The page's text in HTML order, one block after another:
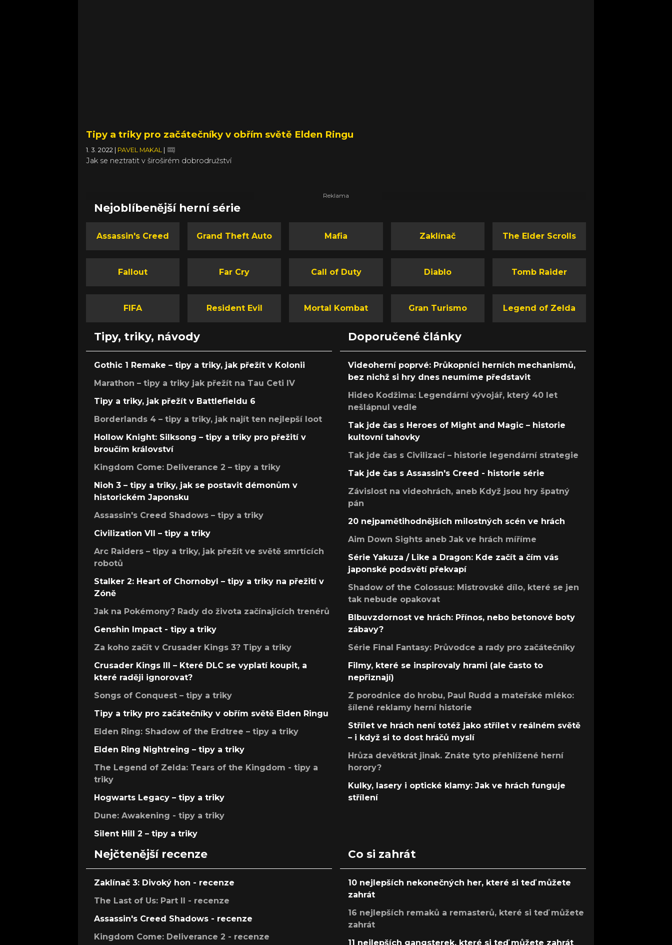
Tipy a triky pro začátečníky v obřím světě Elden Ringu
1. 3. 2022 PAVEL MAKAL
Jak se neztratit v široširém dobrodružství
Nejoblíbenější herní série
Assassin's Creed Grand Theft Auto Mafia Zaklínač The Elder Scrolls
Fallout Far Cry Call of Duty Diablo Tomb Raider
FIFA Resident Evil Mortal Kombat Gran Turismo Legend of Zelda
Tipy, triky, návody
Gothic 1 Remake – tipy a triky, jak přežít v Kolonii
Marathon – tipy a triky jak přežít na Tau Ceti IV
Tipy a triky, jak přežít v Battlefieldu 6
Borderlands 4 – tipy a triky, jak najít ten nejlepší loot
Hollow Knight: Silksong – tipy a triky pro přežití v
broučím království
Kingdom Come: Deliverance 2 – tipy a triky
Nioh 3 – tipy a triky, jak se postavit démonům v
historickém Japonsku
Assassin's Creed Shadows – tipy a triky
Civilization VII – tipy a triky
Arc Raiders – tipy a triky, jak přežít ve světě smrtících
robotů
Stalker 2: Heart of Chornobyl – tipy a triky na přežití v
Zóně
Jak na Pokémony? Rady do života začínajících trenérů
Genshin Impact - tipy a triky
Za koho začít v Crusader Kings 3? Tipy a triky
Crusader Kings III – Které DLC se vyplatí koupit, a
které raději ignorovat?
Songs of Conquest – tipy a triky
Tipy a triky pro začátečníky v obřím světě Elden Ringu
Elden Ring: Shadow of the Erdtree – tipy a triky
Elden Ring Nightreing – tipy a triky
The Legend of Zelda: Tears of the Kingdom - tipy a
triky
Hogwarts Legacy – tipy a triky
Dune: Awakening - tipy a triky
Silent Hill 2 – tipy a triky
Doporučené články
Videoherní poprvé: Průkopníci herních mechanismů,
bez nichž si hry dnes neumíme představit
Hideo Kodžima: Legendární vývojář, který 40 let
nešlápnul vedle
Tak jde čas s Heroes of Might and Magic – historie
kultovní tahovky
Tak jde čas s Civilizací – historie legendární strategie
Tak jde čas s Assassin's Creed - historie série
Závislost na videohrách, aneb Když jsou hry špatný
pán
20 nejpamětihodnějších milostných scén ve hrách
Aim Down Sights aneb Jak ve hrách míříme
Série Yakuza / Like a Dragon: Kde začít a čím vás
japonské podsvětí překvapí
Shadow of the Colossus: Mistrovské dílo, které se jen
tak nebude opakovat
Blbuvzdornost ve hrách: Přínos, nebo betonové boty
zábavy?
Série Final Fantasy: Průvodce a rady pro začátečníky
Filmy, které se inspirovaly hrami (ale často to
nepřiznají)
Z porodnice do hrobu, Paul Rudd a mateřské mléko:
šílené reklamy herní historie
Střílet ve hrách není totéž jako střílet v reálném světě
– i když si to dost hráčů myslí
Hrůza devětkrát jinak. Znáte tyto přehlížené herní
horory?
Kulky, lasery i optické klamy: Jak ve hrách funguje
střílení
Nejčtenější recenze
Zaklínač 3: Divoký hon - recenze
The Last of Us: Part II - recenze
Assassin's Creed Shadows - recenze
Kingdom Come: Deliverance 2 - recenze
Co si zahrát
10 nejlepších nekonečných her, které si teď můžete
zahrát
16 nejlepších remaků a remasterů, které si teď můžete
zahrát
11 nejlepších gangsterek, které si teď můžete zahrát